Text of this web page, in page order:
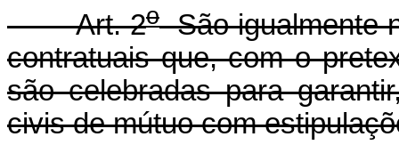
Art. 2oSão igualmente
contratuais que, com o
são celebradas para
civis de mútuo com